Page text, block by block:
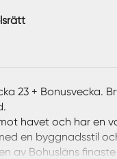
23 + Bonusvecka.
havet och har en
en byggnadsstil
av Bohusläns finaste